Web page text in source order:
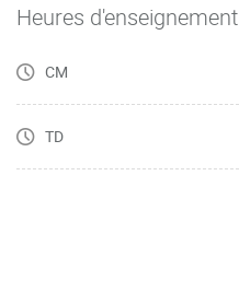
Heures d'enseignement
CM
TD